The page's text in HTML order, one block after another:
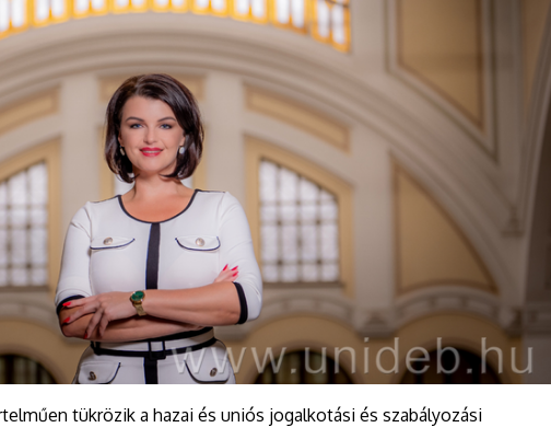
tükrözik a hazai és uniós jogalkotási és szabályozási